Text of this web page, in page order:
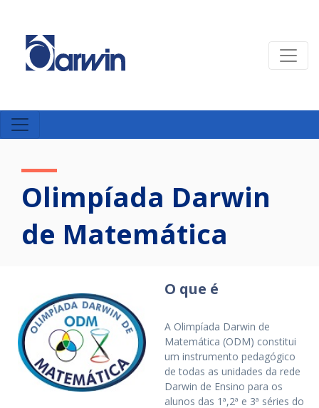
Olimpíada Darwin
de Matemática
O que é
A Olimpíada Darwin de
Matemática (ODM) constitui
um instrumento pedagógico
de todas as unidades da rede
Darwin de Ensino para os
alunos das 1ª,2ª e 3ª séries do